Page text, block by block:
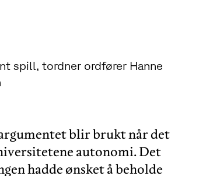
spill, tordner ordfører Hanne
blir brukt når det
autonomi. Det
hadde ønsket å beholde